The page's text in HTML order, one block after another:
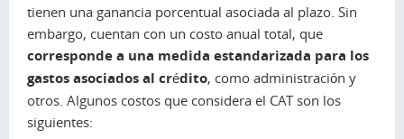
tienen una ganancia porcentual asociada al plazo. Sin
embargo, cuentan con un costo anual total, que
corresponde a una medida estandarizada para los
gastos asociados al crédito, como administración y
otros. Algunos costos que considera el CAT son los
siguientes: